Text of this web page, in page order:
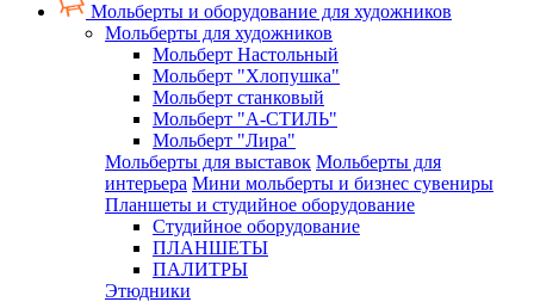
Мольберты и оборудование для художников
Мольберты для художников
Мольберт Настольный
Мольберт "Хлопушка"
Мольберт станковый
Мольберт "А-СТИЛЬ"
Мольберт "Лира"
Мольберты для выставок Мольберты для
интерьера Мини мольберты и бизнес сувениры
Планшеты и студийное оборудование
Студийное оборудование
ПЛАНШЕТЫ
ПАЛИТРЫ
Этюдники